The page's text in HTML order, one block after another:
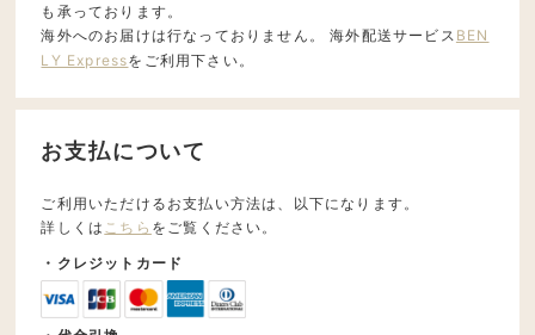
も承っております。
海外へのお届けは行なっておりません。 海外配送サービス BEN
LY Expressをご利用下さい。
お支払について
ご利用いただけるお支払い方法は、以下になります。
詳しくは こちら をご覧ください。
・クレジットカード